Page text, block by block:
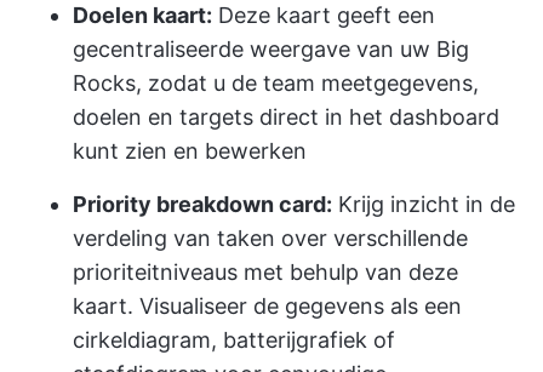
Doelen kaart: Deze kaart geeft een
gecentraliseerde weergave van uw Big
Rocks, zodat u de team meetgegevens,
doelen en targets direct in het dashboard
kunt zien en bewerken
Priority breakdown card: Krijg inzicht in de
verdeling van taken over verschillende
prioriteitniveaus met behulp van deze
kaart. Visualiseer de gegevens als een
cirkeldiagram, batterijgrafiek of